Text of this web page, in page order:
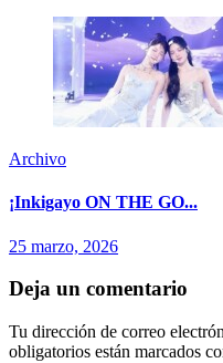
Archivo
¡Inkigayo ON THE GO...
25 marzo, 2026
Deja un comentario
Tu dirección de correo
obligatorios están marcados